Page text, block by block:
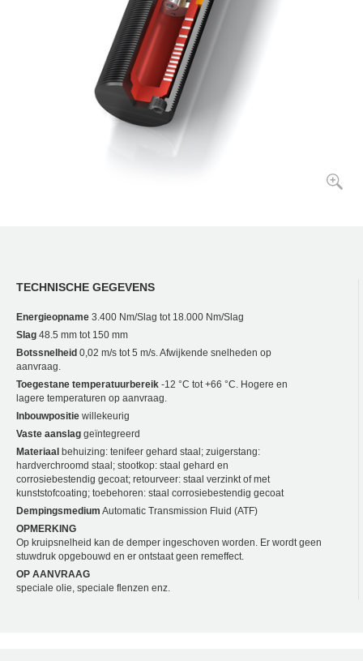
TECHNISCHE GEGEVENS
Energieopname 3.400 Nm/Slag tot 18.000 Nm/Slag
Slag 48.5 mm tot 150 mm
Botssnelheid 0,02 m/s tot 5 m/s. Afwijkende snelheden op
aanvraag.
Toegestane temperatuurbereik -12 °C tot +66 °C. Hogere en
lagere temperaturen op aanvraag.
Inbouwpositie willekeurig
Vaste aanslag geïntegreerd
Materiaal behuizing: tenifeer gehard staal; zuigerstang:
hardverchroomd staal; stootkop: staal gehard en
corrosiebestendig gecoat; retourveer: staal verzinkt of met
kunststofcoating; toebehoren: staal corrosiebestendig gecoat
Dempingsmedium Automatic Transmission Fluid (ATF)
OPMERKING
Op kruipsnelheid kan de demper ingeschoven worden. Er wordt geen
stuwdruk opgebouwd en er ontstaat geen remeffect.
OP AANVRAAG
speciale olie, speciale flenzen enz.